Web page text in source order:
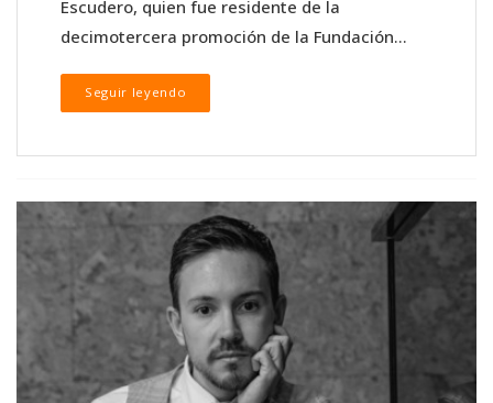
Escudero, quien fue residente de la
decimotercera promoción de la Fundación...
Seguir leyendo